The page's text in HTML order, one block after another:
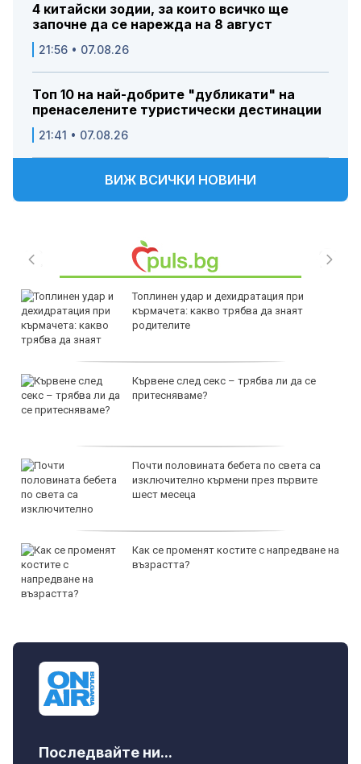
4 китайски зодии, за които всичко ще
започне да се нарежда на 8 август
21:56 • 07.08.26
Топ 10 на най-добрите "дубликати" на
пренаселените туристически дестинации
21:41 • 07.08.26
ВИЖ ВСИЧКИ НОВИНИ
Топлинен удар и дехидратация при
кърмачета: какво трябва да знаят
родителите
Кървене след секс – трябва ли да се
притесняваме?
Почти половината бебета по света са
изключително кърмени през първите
шест месеца
Как се променят костите с напредване на
възрастта?
Последвайте ни...